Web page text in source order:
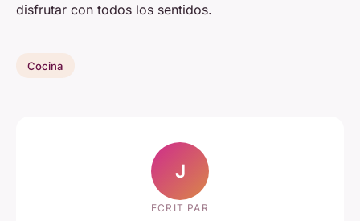
disfrutar con todos los sentidos.
Cocina
J
ECRIT PAR